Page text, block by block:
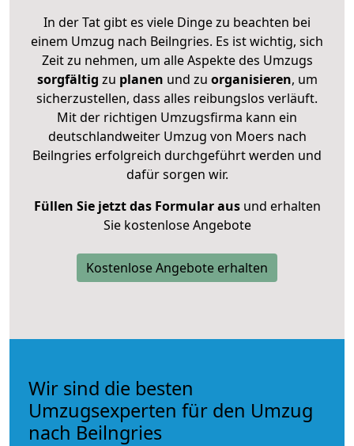
In der Tat gibt es viele Dinge zu beachten bei
einem Umzug nach Beilngries. Es ist wichtig, sich
Zeit zu nehmen, um alle Aspekte des Umzugs
sorgfältig zu planen und zu organisieren, um
sicherzustellen, dass alles reibungslos verläuft.
Mit der richtigen Umzugsfirma kann ein
deutschlandweiter Umzug von Moers nach
Beilngries erfolgreich durchgeführt werden und
dafür sorgen wir.
Füllen Sie jetzt das Formular ausund erhalten
Sie kostenlose Angebote
Kostenlose Angebote erhalten
Wir sind die besten
Umzugsexperten für den Umzug
nach Beilngries